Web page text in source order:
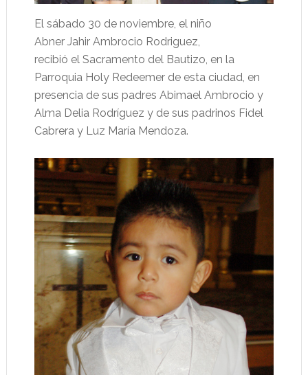
El sábado 30 de noviembre, el niño
Abner Jahir Ambrocio Rodriguez,
recibió el Sacramento del Bautizo, en la
Parroquia Holy Redeemer de esta ciudad, en
presencia de sus padres Abimael Ambrocio y
Alma Delia Rodríguez y de sus padrinos Fidel
Cabrera y Luz María Mendoza.